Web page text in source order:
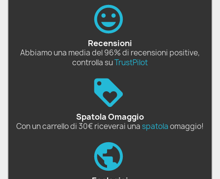
Recensioni
Abbiamo una media del 96% di recensioni positive,
controlla suTrustPilot
Spatola Omaggio
Con un carrello di 30€ riceverai una spatolaomaggio!